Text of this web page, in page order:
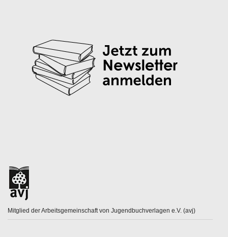
Mitglied der Arbeitsgemeinschaft von Jugendbuchverlagen e.V. (avj)